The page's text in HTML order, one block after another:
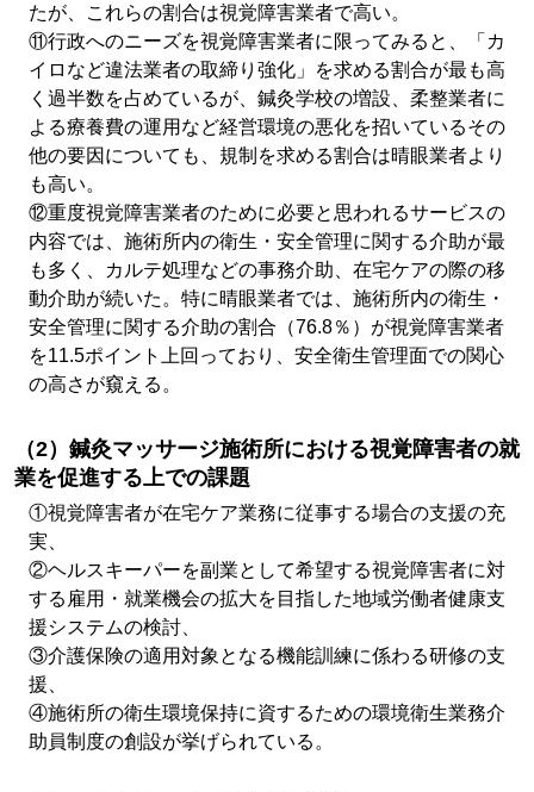
たが、これらの割合は視覚障害業者で高い。
⑪行政へのニーズを視覚障害業者に限ってみると、「カ
イロなど違法業者の取締り強化」を求める割合が最も高
く過半数を占めているが、鍼灸学校の増設、柔整業者に
よる療養費の運用など経営環境の悪化を招いているその
他の要因についても、規制を求める割合は晴眼業者より
も高い。
⑫重度視覚障害業者のために必要と思われるサービスの
内容では、施術所内の衛生・安全管理に関する介助が最
も多く、カルテ処理などの事務介助、在宅ケアの際の移
動介助が続いた。特に晴眼業者では、施術所内の衛生・
安全管理に関する介助の割合（76.8％）が視覚障害業者
を11.5ポイント上回っており、安全衛生管理面での関心
の高さが窺える。
（2）鍼灸マッサージ施術所における視覚障害者の就
業を促進する上での課題
①視覚障害者が在宅ケア業務に従事する場合の支援の充
実、
②ヘルスキーパーを副業として希望する視覚障害者に対
する雇用・就業機会の拡大を目指した地域労働者健康支
援システムの検討、
③介護保険の適用対象となる機能訓練に係わる研修の支
援、
④施術所の衛生環境保持に資するための環境衛生業務介
助員制度の創設が挙げられている。